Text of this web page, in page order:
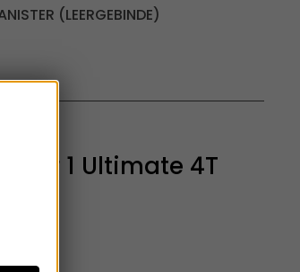
(LEERGEBINDE)
1 Ultimate 4T